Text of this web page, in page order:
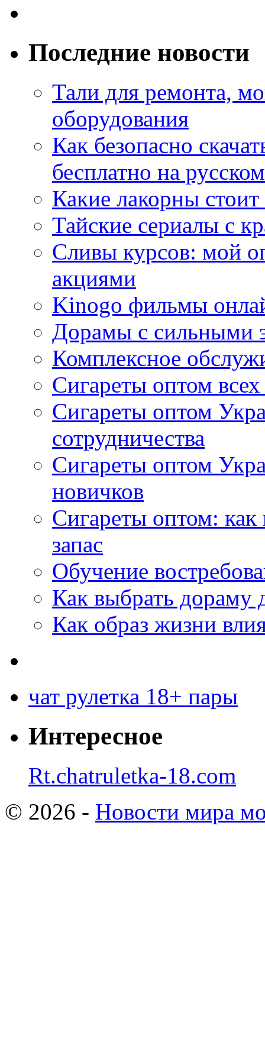
Последние новости
Тали для ремонта,
оборудования
Как безопасно
бесплатно на
Какие лакорны
Тайские сериалы с
Сливы курсов: мой
акциями
Kinogo фильмы
Дорамы с сильными
Комплексное
Сигареты оптом
Сигареты оптом
сотрудничества
Сигареты оптом
новичков
Сигареты оптом:
запас
Обучение
Как выбрать дораму
Как образ жизни
чат рулетка 18+ пары
Интересное
Rt.chatruletka-18.com
© 2026 - Новости мира